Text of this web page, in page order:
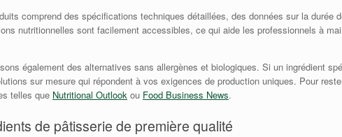
comprend des spécifications techniques détaillées, des données sur la durée
nutritionnelles sont facilement accessibles, ce qui aide les professionnels à
également des alternatives sans allergènes et biologiques. Si un ingrédient
sur mesure qui répondent à vos exigences de production uniques. Pour
telles que Nutritional Outlook ou Food Business News.
de pâtisserie de première qualité